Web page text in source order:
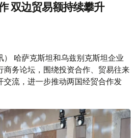
双边贸易额持续攀升
） 哈萨克斯坦和乌兹别克斯坦企业
商务论坛，围绕投资合作、贸易往来
交流，进一步推动两国经贸合作发